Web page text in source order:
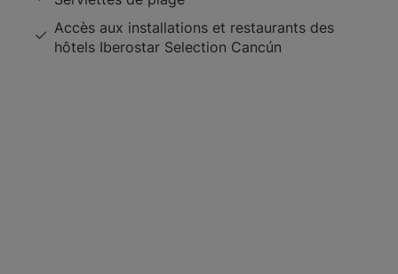
Accès aux installations et restaurants des
hôtels Iberostar Selection Cancún